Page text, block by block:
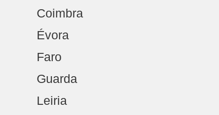
Coimbra
Évora
Faro
Guarda
Leiria